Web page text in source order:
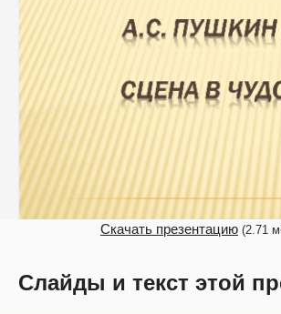
Скачать презентацию (2.71
Слайды и текст этой